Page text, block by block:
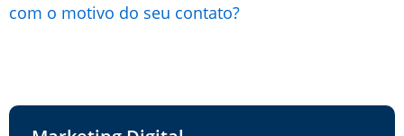
com o motivo do seu contato?